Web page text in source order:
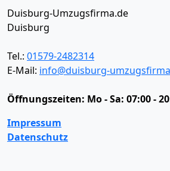
Duisburg-Umzugsfirma.de
Duisburg
Tel.: 01579-2482314
E-Mail: info@duisburg-
Öffnungszeiten: Mo - Sa: 07:00 -
Impressum
Datenschutz